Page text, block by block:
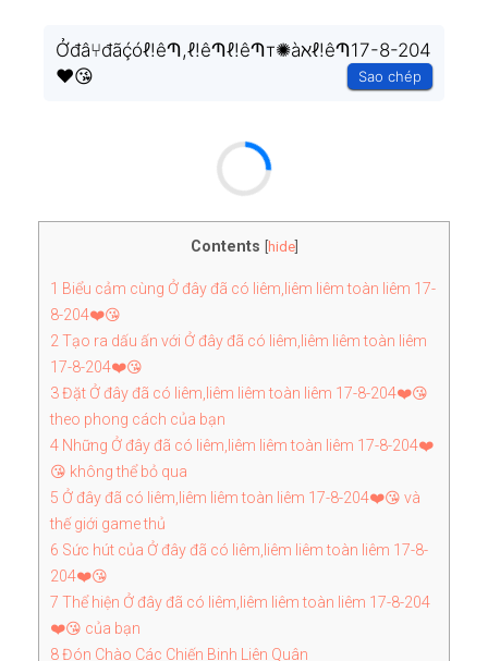
Ởđâ⑂đãḉóℓ!êՊ,ℓ!êՊℓ!êՊт✺àℵℓ!êՊ17-8-204
❤️😘
Sao chép
Contents hide]
1 Biểu cảm cùng Ở đây đã có liêm,liêm liêm toàn liêm 17-
8-204❤️😘
2Tạo ra dấu ấn với Ở đây đã có liêm,liêm liêm toàn liêm
17-8-204❤️😘
3Đặt Ở đây đã có liêm,liêm liêm toàn liêm 17-8-204❤️😘
theo phong cách của bạn
4 Những Ở đây đã có liêm,liêm liêm toàn liêm 17-8-204❤️
😘 không thể bỏ qua
5 Ở đây đã có liêm,liêm liêm toàn liêm 17-8-204❤️😘 và
thế giới game thủ
6 Sức hút của Ở đây đã có liêm,liêm liêm toàn liêm 17-8-
204❤️😘
7 Thể hiện Ở đây đã có liêm,liêm liêm toàn liêm 17-8-204
❤️😘 của bạn
8Đón Chào Các Chiến Binh Liên Quân